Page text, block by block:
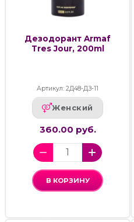
Дезодорант Armaf
Tres Jour, 200ml
Артикул: 2Д48-ДЗ-11
Женский
360.00 руб.
В КОРЗИНУ